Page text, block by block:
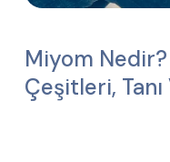
Miyom
Çeşitleri,